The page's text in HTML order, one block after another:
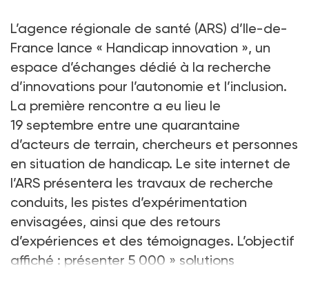
L’agence régionale de santé (ARS) d’Ile-de-
France lance « Handicap innovation », un
espace d’échanges dédié à la recherche
d’innovations pour l’autonomie et l’inclusion.
La première rencontre a eu lieu le
19 septembre entre une quarantaine
d’acteurs de terrain, chercheurs et personnes
en situation de handicap. Le site internet de
l’ARS présentera les travaux de recherche
conduits, les pistes d’expérimentation
envisagées, ainsi que des retours
d’expériences et des témoignages. L’objectif
affiché : présenter 5 000 » solutions